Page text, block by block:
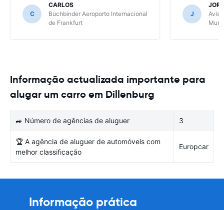
C
CARLOS
Buchbinder Aeroporto Internacional
de Frankfurt
J
Avis
Informação actualizada importante para
alugar um carro em Dillenburg
🚙 Número de agências de aluguer 3
🏆 A agência de aluguer de automóveis com
melhor classificação
Europcar
Informação prática